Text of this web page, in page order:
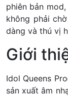
phiên bản
không phải
dàng và thú vị
Giới
Idol Queens
sản xuất âm